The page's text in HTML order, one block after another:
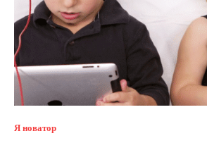
Я новатор